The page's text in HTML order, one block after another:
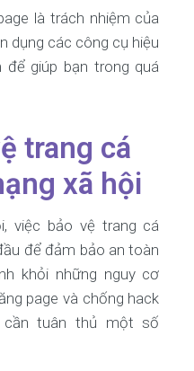
là trách nhiệm của
dụng các công cụ hiệu
để giúp bạn trong quá
trang cá
xã hội
việc bảo vệ trang cá
để đảm bảo an toàn
khỏi những nguy cơ
page và chống hack
cần tuân thủ một số